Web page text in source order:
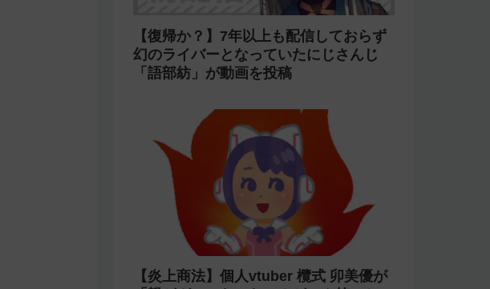
【復帰か？】7年以上も配信しておらず
幻のライバーとなっていたにじさんじ
「語部紡」が動画を投稿
【炎上商法】個人vtuber 欖式 卯美優が